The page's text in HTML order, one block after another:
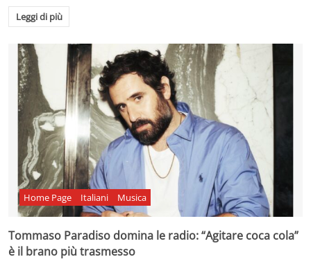
Leggi di più
Home Page Italiani Musica
Tommaso Paradiso domina le radio: “Agitare coca cola”
è il brano più trasmesso